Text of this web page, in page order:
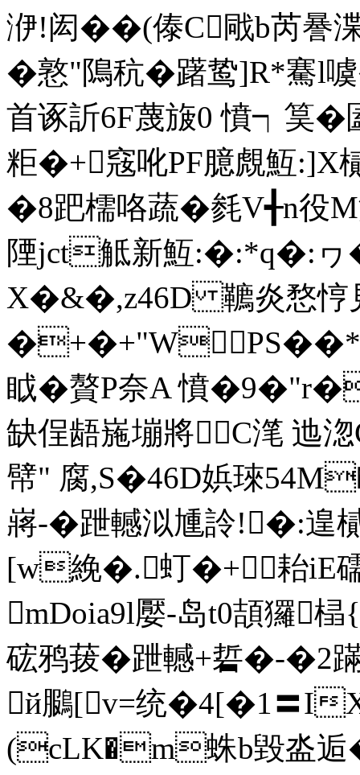
洢!闳��(傣C戙b芮
�憝"隝秔�躇鸷]R*
首诼訢6F蔑旇0 憤┑筽
粔�+窛吪PF臆覤魱:]X
�8跁檽咯蔬�毵V╉n役
陻jct觝新魱:�:*q�:ヮ�
X�&�,z46D 韀炎愗
�+�+"W
眓�贅P奈A 憤
缺侱龉崺塴將C滗 迆
幦" 腐,S�46D娦琜
嶈-�跇轗泤尰詅!�:
[w絻�.虰�+耛iE
mDoia9l嬮-岛t0頡玀
硡鸦菝�跇轗+硩�-�2
й鵩[v=统�4[�1〓I
(cLK�m蛛b毀泴